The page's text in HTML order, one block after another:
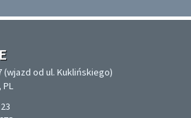
(wjazd od ul. Kuklińskiego)
PL